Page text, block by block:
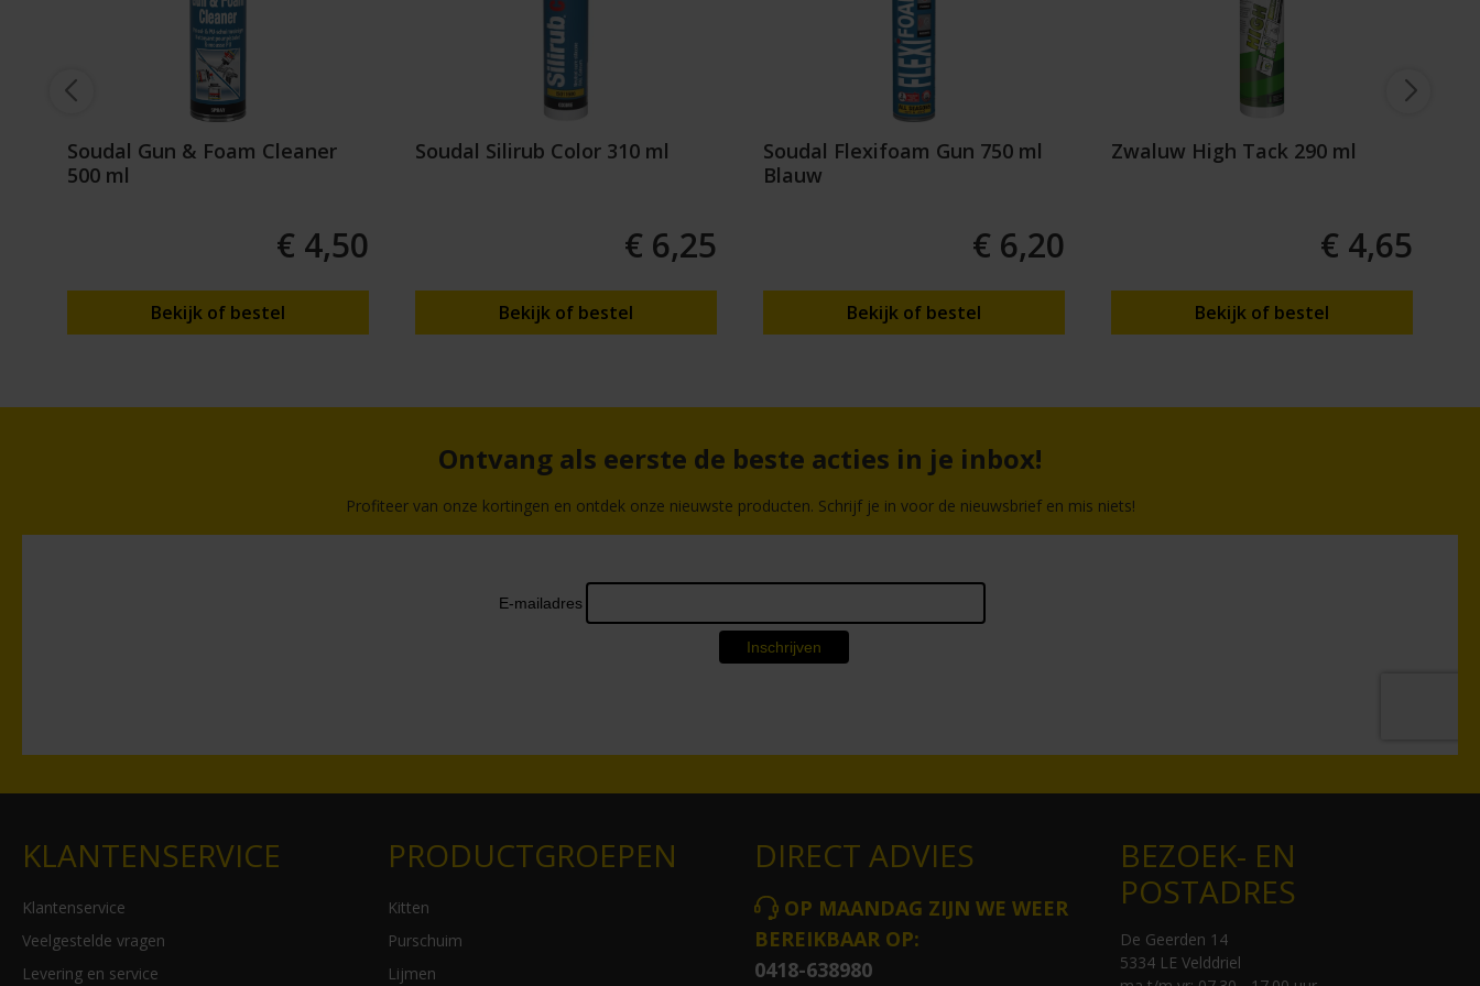
Soudal Gun & Foam Cleaner
500 ml
€ 4,50
Bekijk of bestel
Soudal Silirub Color 310 ml
€ 6,25
Bekijk of bestel
Soudal Flexifoam Gun 750 ml
Blauw
€ 6,20
Bekijk of bestel
Zwaluw High Tack 290 ml
€ 4,65
Bekijk of bestel
Ontvang als eerste de beste acties in je inbox!
Profiteer van onze kortingen en ontdek onze nieuwste producten. Schrijf je in voor de nieuwsbrief en mis niets!
KLANTENSERVICE
Klantenservice
Veelgestelde vragen
Levering en service
PRODUCTGROEPEN
Kitten
Purschuim
Lijmen
DIRECT ADVIES
OP MAANDAG ZIJN WE WEER
BEREIKBAAR OP:
0418-638980
BEZOEK- EN
POSTADRES
De Geerden 14
5334 LE Velddriel